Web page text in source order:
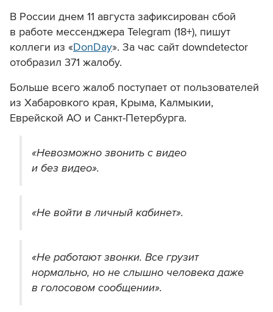
В России днем 11 августа зафиксирован сбой
в работе мессенджера Telegram (18+), пишут
коллеги из «DonDay». За час сайт downdetector
отобразил 371 жалобу.
Больше всего жалоб поступает от пользователей
из Хабаровкого края, Крыма, Калмыкии,
Еврейской АО и Санкт-Петербурга.
«Невозможно звонить с видео
и без видео».
«Не войти в личный кабинет».
«Не работают звонки. Все грузит
нормально, но не слышно человека даже
в голосовом сообщении».